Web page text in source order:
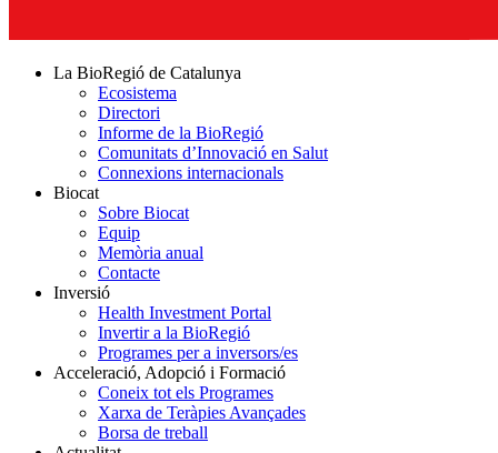
La BioRegió de Catalunya
Ecosistema
Directori
Informe de la BioRegió
Comunitats d’Innovació en Salut
Connexions internacionals
Biocat
Sobre Biocat
Equip
Memòria anual
Contacte
Inversió
Health Investment Portal
Invertir a la BioRegió
Programes per a inversors/es
Acceleració, Adopció i Formació
Coneix tot els Programes
Xarxa de Teràpies Avançades
Borsa de treball